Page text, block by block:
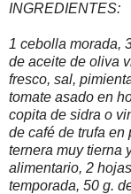
INGREDIENTES:
1 cebolla morada,
de aceite de oliva
fresco, sal,
tomate asado en
copita de sidra o
de café de trufa en
ternera muy tierna
alimentario, 2
temporada, 50 g.